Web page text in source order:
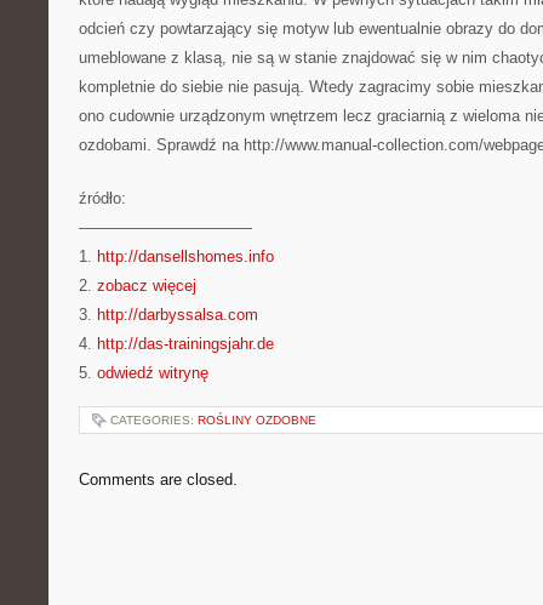
odcień czy powtarzający się motyw lub ewentualnie obrazy do
umeblowane z klasą, nie są w stanie znajdować się w nim
kompletnie do siebie nie pasują. Wtedy zagracimy sobie
ono cudownie urządzonym wnętrzem lecz graciarnią z wieloma
ozdobami. Sprawdź na http://www.manual-collection.com/
źródło:
———————————
1. http://dansellshomes.info
2. zobacz więcej
3. http://darbyssalsa.com
4. http://das-trainingsjahr.de
5. odwiedź witrynę
CATEGORIES: ROŚLINY OZDOBNE
Comments are closed.